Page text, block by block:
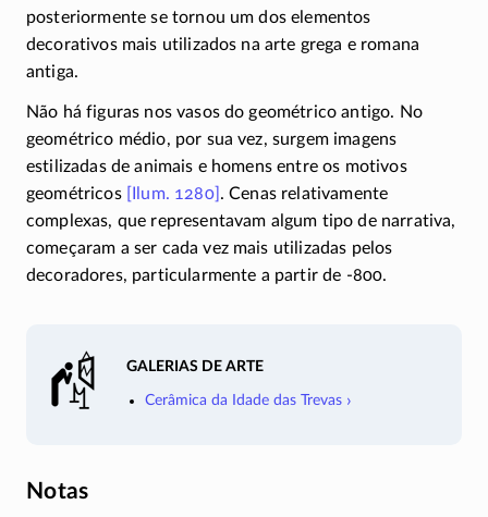
posteriormente se tornou um dos elementos
decorativos mais utilizados na arte grega e romana
antiga.
Não há figuras nos vasos do geométrico antigo. No
geométrico médio, por sua vez, surgem imagens
estilizadas de animais e homens entre os motivos
geométricos
[Ilum. 1280] . Cenas relativamente
complexas, que representavam algum tipo de narrativa,
começaram a ser cada vez mais utilizadas pelos
decoradores, particularmente a partir de -800.
galerias de arte
Cerâmica da Idade das Trevas
Notas